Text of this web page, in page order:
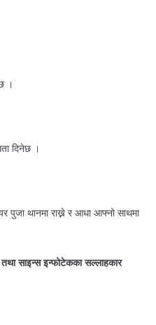
।
दिनेछ ।
पुजा थानमा राख्ने र आधा आफ्नो साथमा
तथा साइन्स इन्फोटेकका सल्लाहकार